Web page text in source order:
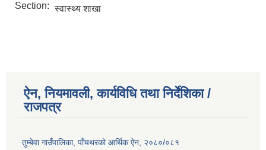
Section: स्वास्थ्य शाखा
ऐन, नियमावली, कार्यविधि तथा निर्देशिका /
राजपत्र
तुम्बेवा गाउँपालिका, पाँचथरकाे आर्थिक ऐन, २०८०/०८१